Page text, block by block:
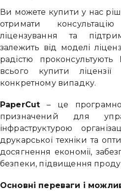
Ви можете купити у нас
отримати
ліцензування та
залежить від моделі
радістю
всього купити ліцензії
конкретному випадку.
PaperCut – це
призначений для
інфраструктурою
друкарської техніки та
досягнення економії,
безпеки, підвищення
Основні переваги і